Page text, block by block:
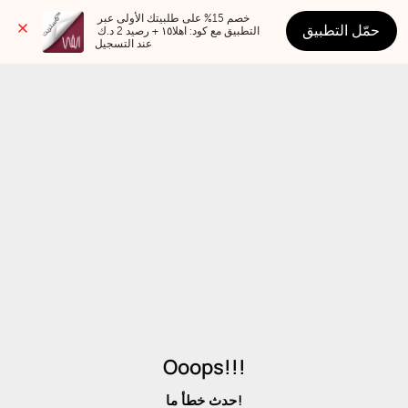
عند التسجيل
حمّل التطبيق
Ooops!!!
حدث خطأ ما!